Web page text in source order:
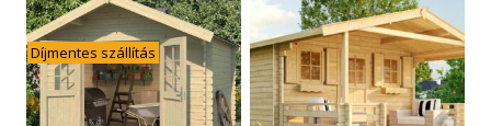
több
variációja
van.
Díjmentes szállítás